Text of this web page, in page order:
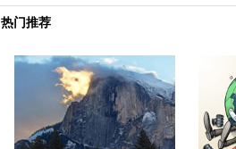
热门推荐